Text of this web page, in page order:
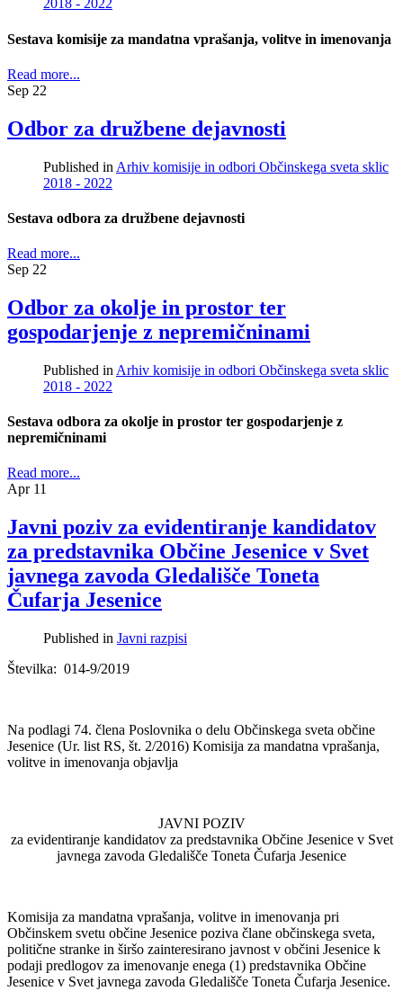
2018 - 2022
Sestava komisije za mandatna vprašanja, volitve in imenovanja
Read more...
Sep 22
Odbor za družbene dejavnosti
Published in Arhiv komisije in odbori Občinskega sveta sklic
2018 - 2022
Sestava odbora za družbene dejavnosti
Read more...
Sep 22
Odbor za okolje in prostor ter
gospodarjenje z nepremičninami
Published in Arhiv komisije in odbori Občinskega sveta sklic
2018 - 2022
Sestava odbora za okolje in prostor ter gospodarjenje z
nepremičninami
Read more...
Apr 11
Javni poziv za evidentiranje kandidatov
za predstavnika Občine Jesenice v Svet
javnega zavoda Gledališče Toneta
Čufarja Jesenice
Published in Javni razpisi
Številka: 014-9/2019
Na podlagi 74. člena Poslovnika o delu Občinskega sveta občine
Jesenice (Ur. list RS, št. 2/2016) Komisija za mandatna vprašanja,
volitve in imenovanja objavlja
JAVNI POZIV
za evidentiranje kandidatov za predstavnika Občine Jesenice v Svet
javnega zavoda Gledališče Toneta Čufarja Jesenice
Komisija za mandatna vprašanja, volitve in imenovanja pri
Občinskem svetu občine Jesenice poziva člane občinskega sveta,
politične stranke in širšo zainteresirano javnost v občini Jesenice k
podaji predlogov za imenovanje enega (1) predstavnika Občine
Jesenice v Svet javnega zavoda Gledališče Toneta Čufarja Jesenice.